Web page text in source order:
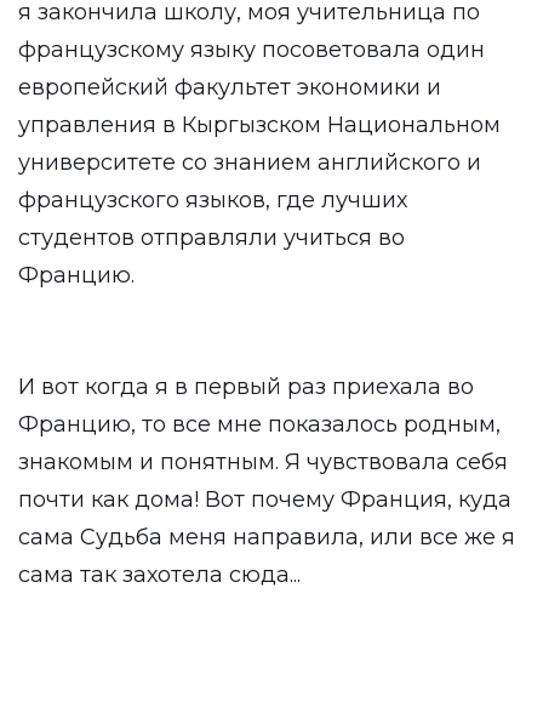
я закончила школу, моя учительница по
французскому языку посоветовала один
европейский факультет экономики и
управления в Кыргызском Национальном
университете со знанием английского и
французского языков, где лучших
студентов отправляли учиться во
Францию.
И вот когда я в первый раз приехала во
Францию, то все мне показалось родным,
знакомым и понятным. Я чувствовала себя
почти как дома! Вот почему Франция, куда
сама Судьба меня направила, или все же я
сама так захотела сюда...